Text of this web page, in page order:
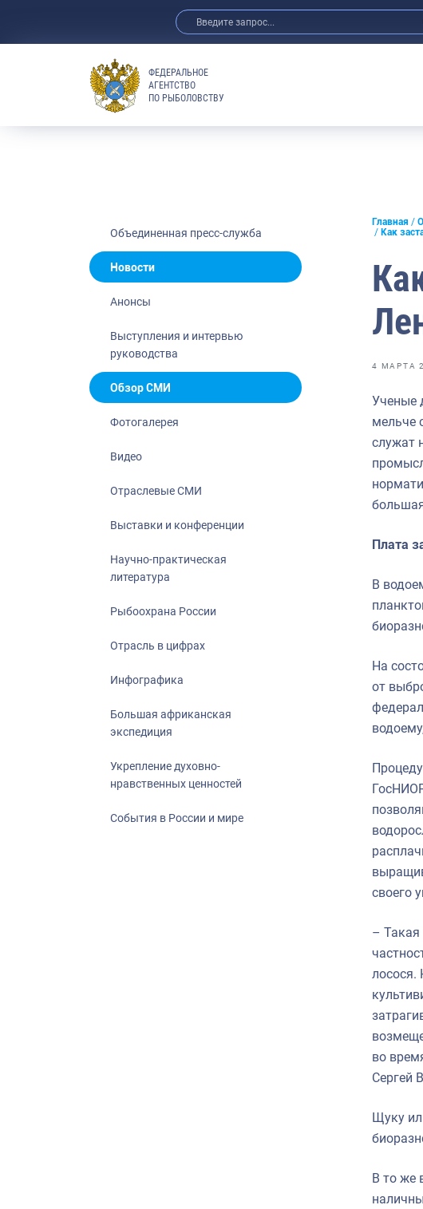
Анонсы
Отраслевые СМИ
Выставки и конференции
Научно-практическая
Рыбоохрана России
Инфографика
Большая африканская
ФЕДЕРАЛЬНОЕ
АГЕНТСТВО
ПО РЫБОЛОВСТВУ
Объединенная пресс-служба
Новости
Анонсы
Выступления и интервью
руководства
Обзор СМИ
Фотогалерея
Видео
Отраслевые СМИ
Выставки и конференции
Научно-практическая
литература
Рыбоохрана России
Отрасль в цифрах
Инфографика
Большая африканская
экспедиция
Укрепление духовно-
нравственных ценностей
События в России и мире
Главная
Как
4 МАРТА
Ученые
мельче
служат
Плата
В
На
от
своего
– Такая
лосося.
во
Сергей
Щуку
В то же